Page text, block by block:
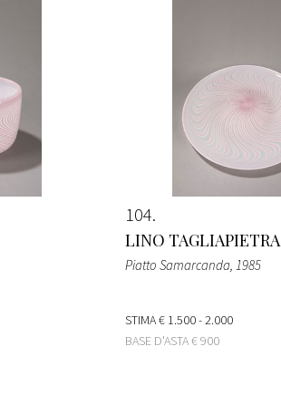
104
LINO TAGLIAPIETRA
Piatto Samarcanda, 1985
STIMA€ 1.500 - 2.000
BASE D'ASTA€ 900